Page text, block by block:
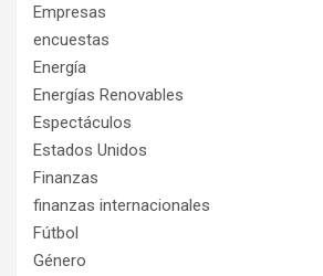
Empresas
encuestas
Energía
Energías Renovables
Espectáculos
Estados Unidos
Finanzas
finanzas internacionales
Fútbol
Género